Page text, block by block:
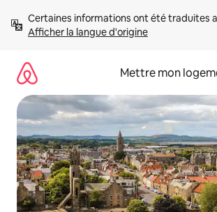
directement
Afficher la langue d'origine
Mettre mon